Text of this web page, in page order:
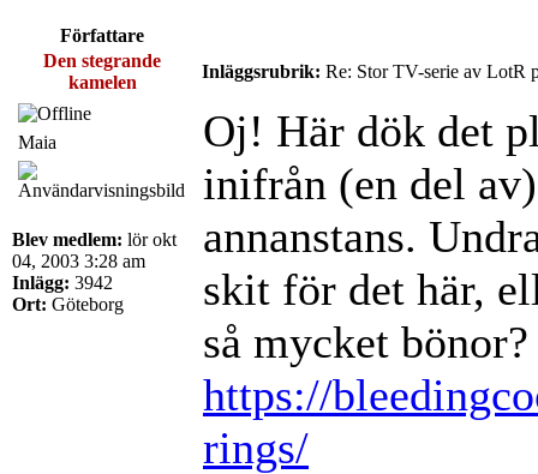
Författare
Den stegrande
kamelen
Inläggsrubrik: Re: Stor TV-serie av LotR
Maia
Blev medlem: lör okt
04, 2003 3:28 am
Inlägg: 3942
Ort: Göteborg
Oj! Här dök det
inifrån (en del
annanstans.
skit för det här,
så mycket bönor?
https://
rings/